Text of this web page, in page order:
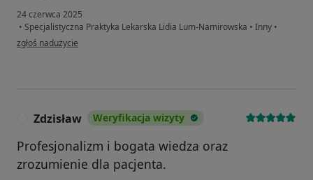
24 czerwca 2025
• Specjalistyczna Praktyka Lekarska Lidia Lum-Namirowska • Inny •
w opinii użytkownika Adam
zgłoś nadużycie
Zdzisław Weryfikacja wizyty
Profesjonalizm i bogata wiedza oraz
zrozumienie dla pacjenta.